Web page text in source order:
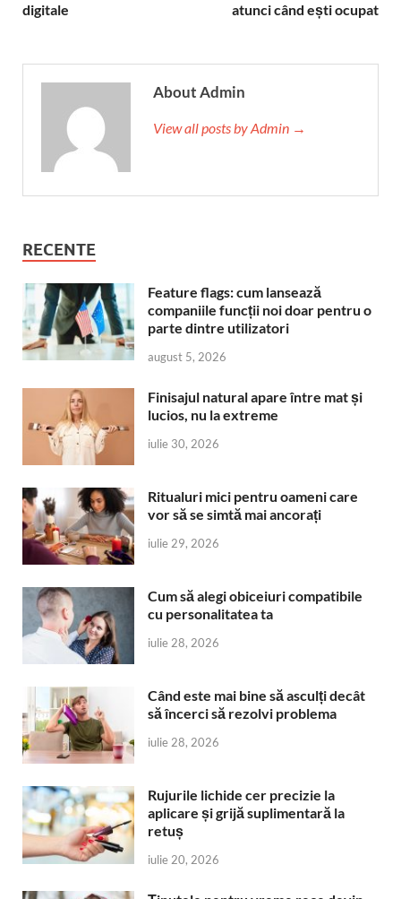
digitale
atunci când ești ocupat
About Admin
View all posts by Admin →
RECENTE
Feature flags: cum lansează
companiile funcții noi doar pentru o
parte dintre utilizatori
august 5, 2026
Finisajul natural apare între mat și
lucios, nu la extreme
iulie 30, 2026
Ritualuri mici pentru oameni care
vor să se simtă mai ancorați
iulie 29, 2026
Cum să alegi obiceiuri compatibile
cu personalitatea ta
iulie 28, 2026
Când este mai bine să asculți decât
să încerci să rezolvi problema
iulie 28, 2026
Rujurile lichide cer precizie la
aplicare și grijă suplimentară la
retuș
iulie 20, 2026